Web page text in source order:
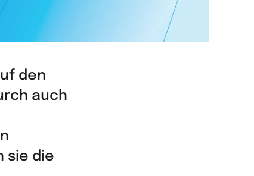
den
auch
sie die